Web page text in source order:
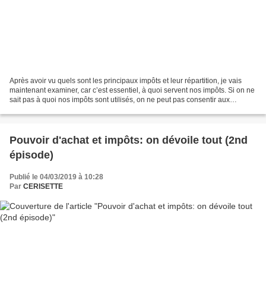
Après avoir vu quels sont les principaux impôts et leur répartition, je vais
maintenant examiner, car c’est essentiel, à quoi servent nos impôts. Si on ne
sait pas à quoi nos impôts sont utilisés, on ne peut pas consentir aux
Pouvoir d'achat et impôts: on dévoile tout (2nd
épisode)
Publié le 04/03/2019 à 10:28
Par CERISETTE